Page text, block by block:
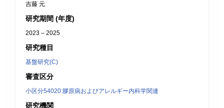
吉藤 元
研究期間 (年度)
2023 – 2025
研究種目
基盤研究(C)
審査区分
小区分54020:膠原病およびアレルギー内科学関連
研究機関